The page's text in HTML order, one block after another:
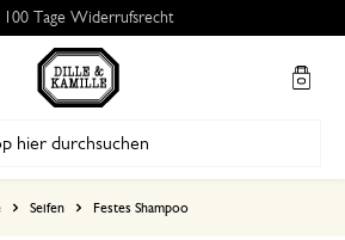
100 Tage Widerrufsrecht
Seifen Festes Shampoo